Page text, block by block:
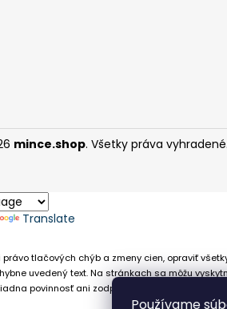
Používame
mince.shop. Všetky práva vyhradené.
Translate
tlačových chýb a zmeny cien, opraviť
uvedený text. Na stránkach sa môžu
povinnosť ani zodpovednosť v prípade, že